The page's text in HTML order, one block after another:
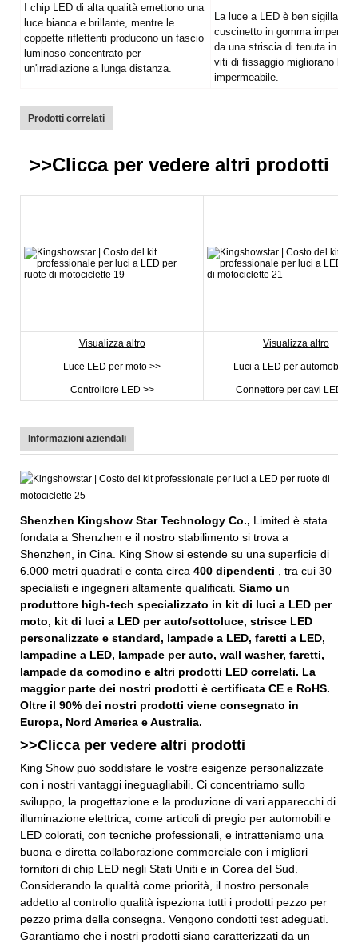
I chip LED di alta qualità emettono una
luce bianca e brillante, mentre le
coppette riflettenti producono un fascio
luminoso concentrato per
un'irradiazione a lunga distanza.
La luce a LED è ben sigillata
cuscinetto in gomma
da una striscia di tenuta in
viti di fissaggio migliorano
impermeabile.
Prodotti correlati
>>Clicca per vedere altri prodotti
Visualizza altro Visualizza altro
Luce LED per moto >> Luci a LED per automobili
Controllore LED >> Connettore per cavi LED >>
Informazioni aziendali
Shenzhen Kingshow Star Technology Co., Limited è stata
fondata a Shenzhen e il nostro stabilimento si trova a
Shenzhen, in Cina. King Show si estende su una superficie di
6.000 metri quadrati e conta circa 400 dipendenti , tra cui 30
specialisti e ingegneri altamente qualificati. Siamo un
produttore high-tech specializzato in kit di luci a LED per
moto, kit di luci a LED per auto/sottoluce, strisce LED
personalizzate e standard, lampade a LED, faretti a LED,
lampadine a LED, lampade per auto, wall washer, faretti,
lampade da comodino e altri prodotti LED correlati. La
maggior parte dei nostri prodotti è certificata CE e RoHS.
Oltre il 90% dei nostri prodotti viene consegnato in
Europa, Nord America e Australia.
>>Clicca per vedere altri prodotti
King Show può soddisfare le vostre esigenze personalizzate
con i nostri vantaggi ineguagliabili. Ci concentriamo sullo
sviluppo, la progettazione e la produzione di vari apparecchi di
illuminazione elettrica, come articoli di pregio per automobili e
LED colorati, con tecniche professionali, e intratteniamo una
buona e diretta collaborazione commerciale con i migliori
fornitori di chip LED negli Stati Uniti e in Corea del Sud.
Considerando la qualità come priorità, il nostro personale
addetto al controllo qualità ispeziona tutti i prodotti pezzo per
pezzo prima della consegna. Vengono condotti test adeguati.
Garantiamo che i nostri prodotti siano caratterizzati da un